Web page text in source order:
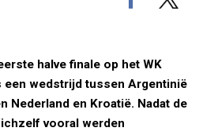
halve finale op het WK
een wedstrijd tussen Argentinië
Nederland en Kroatië. Nadat de
vooral werden